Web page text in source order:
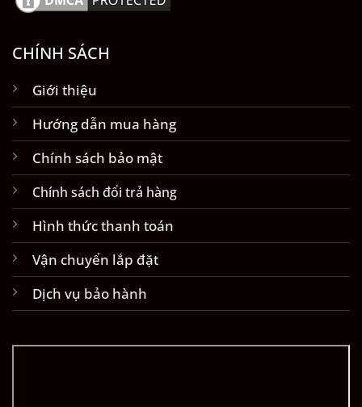
CHÍNH SÁCH
Giới thiệu
Hướng dẫn mua hàng
Chính sách bảo mật
Chính sách đổi trả hàng
Hình thức thanh toán
Vận chuyển lắp đặt
Dịch vụ bảo hành